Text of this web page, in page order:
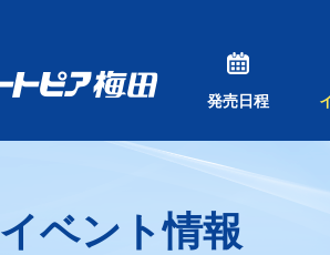
発売日程
イベント情報